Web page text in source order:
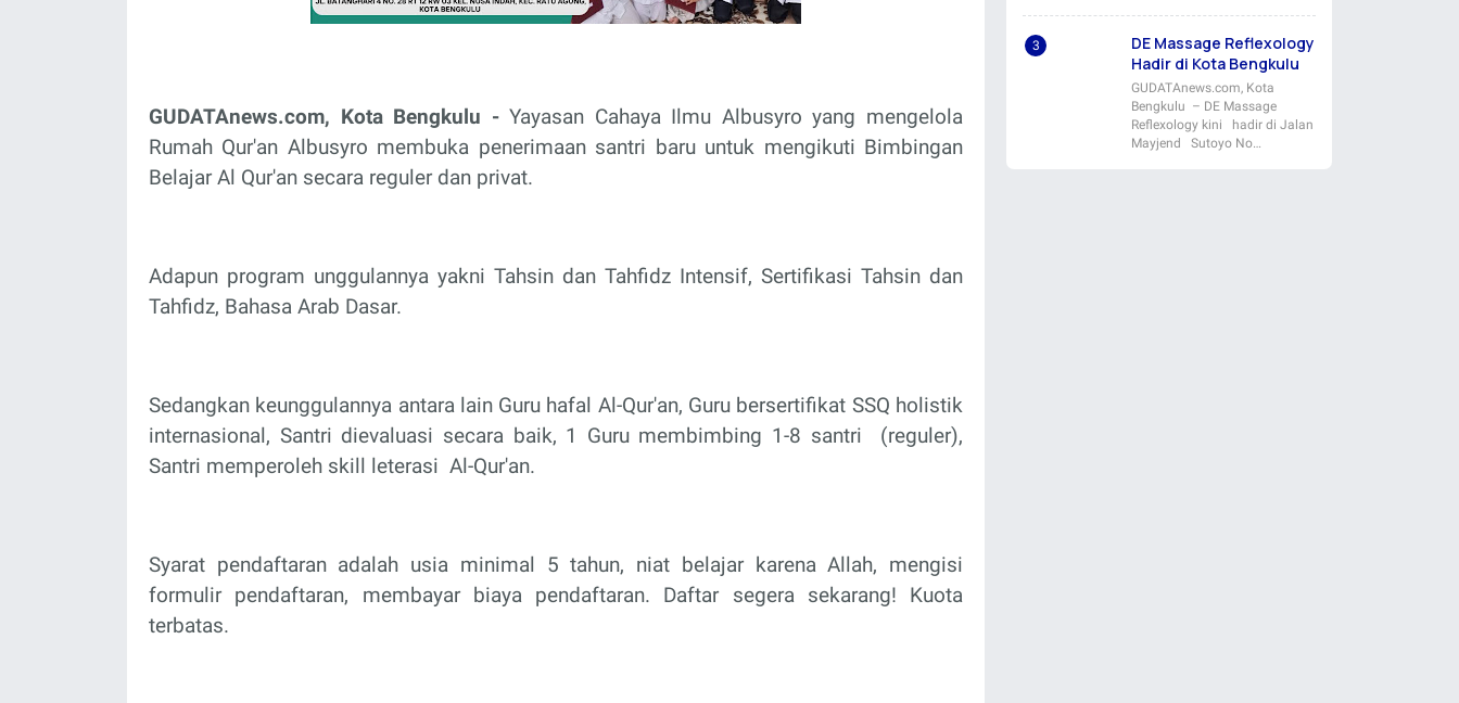
GUDATAnews.com, Kota Bengkulu -Yayasan Cahaya Ilmu Albusyro yang mengelola
Rumah Qur'an Albusyro membuka penerimaan santri baru untuk mengikuti Bimbingan
Belajar Al Qur'an secara reguler dan privat.
Adapun program unggulannya yakni Tahsin dan Tahfidz Intensif, Sertifikasi Tahsin dan
Tahfidz, Bahasa Arab Dasar.
Sedangkan keunggulannya antara lain Guru hafal Al-Qur'an, Guru bersertifikat SSQ holistik
internasional, Santri dievaluasi secara baik, 1 Guru membimbing 1-8 santri
(reguler),
Santri memperoleh skill leterasi Al-Qur'an.
Syarat pendaftaran adalah usia minimal 5 tahun, niat belajar karena Allah, mengisi
formulir pendaftaran, membayar biaya pendaftaran. Daftar segera sekarang! Kuota
terbatas.
DE Massage Reflexology
Hadir di Kota Bengkulu
GUDATAnews.com, Kota
Bengkulu – DE Massage
Reflexology kini hadir di Jalan
Mayjend Sutoyo No…